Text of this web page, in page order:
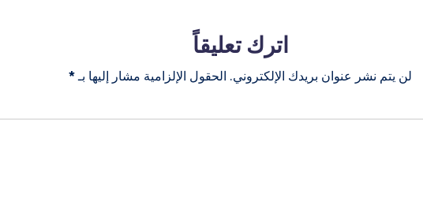
اترك تعليقاً
لن يتم نشر عنوان بريدك الإلكتروني. الحقول الإلزامية مشار إليها بـ *